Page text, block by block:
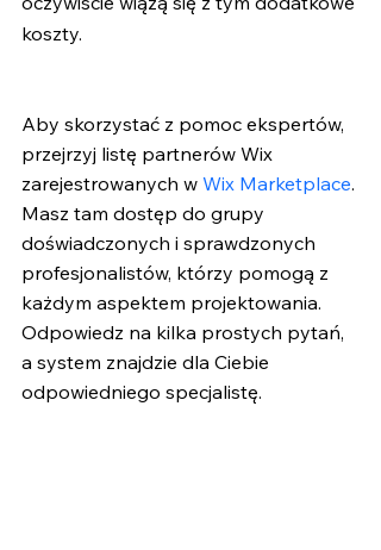
koszty.
Aby skorzystać z pomoc ekspertów,
przejrzyj listę partnerów Wix
zarejestrowanych w Wix Marketplace.
Masz tam dostęp do grupy
doświadczonych i sprawdzonych
profesjonalistów, którzy pomogą z
każdym aspektem projektowania.
Odpowiedz na kilka prostych pytań,
a system znajdzie dla Ciebie
odpowiedniego specjalistę.